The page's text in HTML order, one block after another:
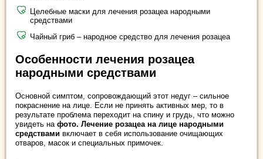
Целебные маски для лечения розацеа народными
средствами
Чайный гриб – народное средство для лечения розацеа
Особенности лечения розацеа
народными средствами
Основной симптом, сопровождающий этот недуг – сильное
покраснение на лице. Если не принять активных мер, то в
результате проблема переходит на спину и грудь, что можно
увидеть на фото. Лечение розацеа на лице народными
средствами включает в себя использование очищающих
отваров, масок и специальных примочек.